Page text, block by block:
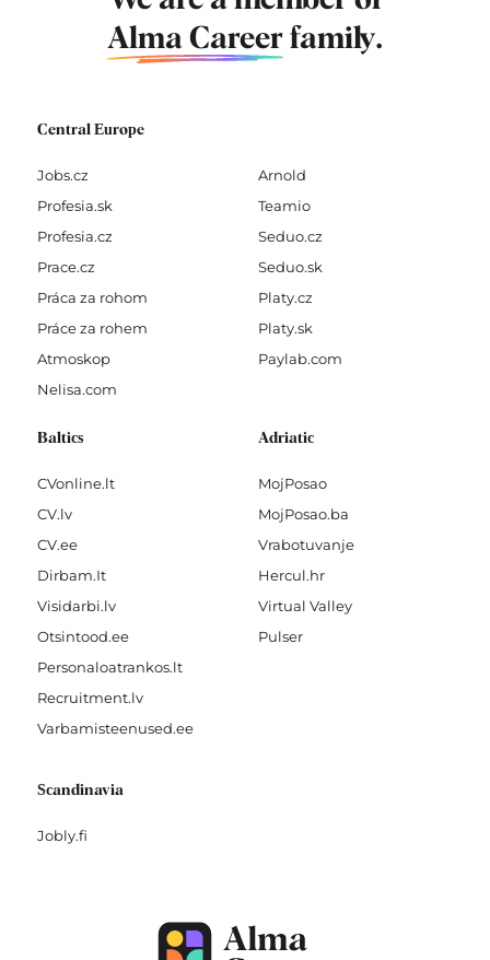
Alma Career family.
Central Europe
Jobs.cz
Profesia.sk
Profesia.cz
Prace.cz
Práca za rohom
Práce za rohem
Atmoskop
Nelisa.com
Arnold
Teamio
Seduo.cz
Seduo.sk
Platy.cz
Platy.sk
Paylab.com
Baltics
CVonline.lt
CV.lv
CV.ee
Dirbam.It
Visidarbi.lv
Otsintood.ee
Personaloatrankos.lt
Recruitment.lv
Varbamisteenused.ee
Adriatic
MojPosao
MojPosao.ba
Vrabotuvanje
Hercul.hr
Virtual Valley
Pulser
Scandinavia
Jobly.fi